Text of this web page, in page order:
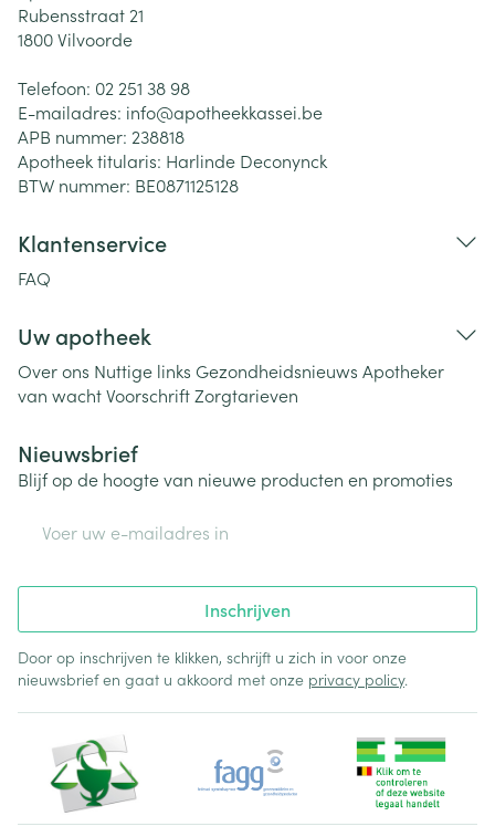
Rubensstraat 21
1800Vilvoorde
Telefoon: 02 251 38 98
E-mailadres: info@apotheekkassei.be
APB nummer: 238818
Apotheek titularis: Harlinde Deconynck
BTW nummer: BE0871125128
Klantenservice
FAQ
Uw apotheek
Over ons Nuttige links Gezondheidsnieuws Apotheker
van wachtVoorschriftZorgtarieven
Nieuwsbrief
Blijf op de hoogte van nieuwe producten en promoties
Inschrijven
Door op inschrijven te klikken, schrijft u zich in voor onze
nieuwsbrief en gaat u akkoord met onze privacy policy.